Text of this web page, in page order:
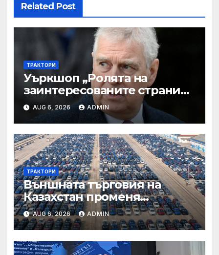
Related Post
ТРАКТОРИ
Уъркшоп „Ролята на
заинтересованите страни
във външното осигуряване
на качеството“
AUG 6, 2026 ADMIN
ТРАКТОРИ
Външната търговия на
Казахстан променя
структурата си – шест
тенденции
AUG 6, 2026 ADMIN